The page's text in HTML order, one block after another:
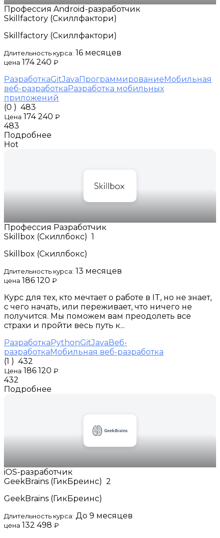
Профессия Android-разработчик
Skillfactory (Скиллфактори)
Skillfactory (Скиллфактори)
Длительность курса: 16 месяцев
цена 174 240 ₽
РазработкаGitJavaПрограммированиеМобильная
веб-разработкаРазработка мобильных
приложений
(0 ) 483
Цена 174 240 ₽
483
Подробнее
Hot
Профессия Разработчик
Skillbox (Скиллбокс) 1
Skillbox (Скиллбокс)
Длительность курса: 13 месяцев
цена 186 120 ₽
Курс для тех, кто мечтает о работе в IT, но не знает,
с чего начать, или переживает, что ничего не
получится. Мы поможем вам преодолеть все
страхи и пройти весь путь к...
РазработкаPythonGitJavaВеб-
разработкаМобильная веб-разработка
(1 ) 432
Цена 186 120 ₽
432
Подробнее
iOS-разработчик
GeekBrains (ГикБреинс) 2
GeekBrains (ГикБреинс)
Длительность курса: До 9 месяцев
цена 132 498 ₽